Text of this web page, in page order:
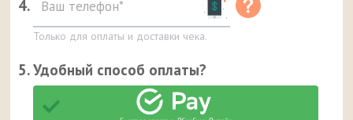
4.
Только для оплаты и доставки чека.
5. Удобный способ оплаты?